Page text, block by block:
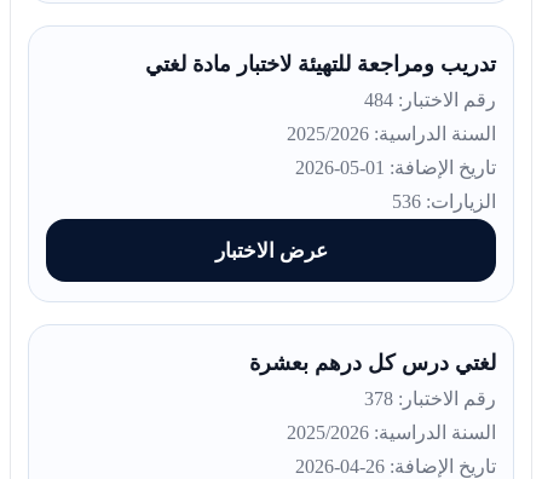
تدريب ومراجعة للتهيئة لاختبار مادة لغتي
رقم الاختبار: 484
السنة الدراسية: 2025/2026
تاريخ الإضافة: 01-05-2026
الزيارات: 536
عرض الاختبار
لغتي درس كل درهم بعشرة
رقم الاختبار: 378
السنة الدراسية: 2025/2026
تاريخ الإضافة: 26-04-2026